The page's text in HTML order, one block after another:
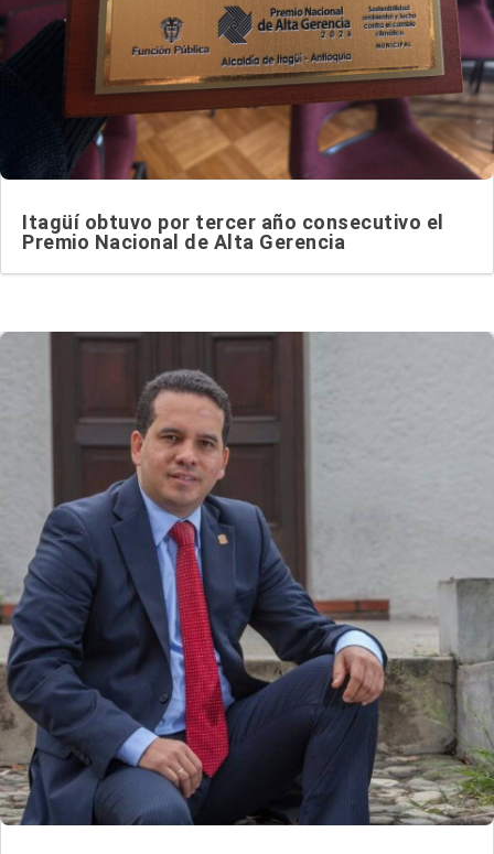
Itagüí obtuvo por tercer año consecutivo el
Premio Nacional de Alta Gerencia